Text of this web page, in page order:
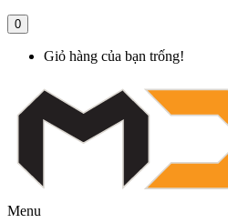
0
Giỏ hàng của bạn trống!
Menu